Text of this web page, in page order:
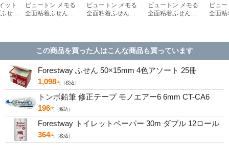
ビュートン メモる
全面粘着ふせん
ビュートン メモる
全面粘着ふせん
ビュートン メモる
全面粘着ふせん
ビュ
全面粘
ット
せん
この商品を買った人はこんな商品も買っています
Forestway ふせん 50×15mm 4色アソート 25冊
1,098円 （税込）
トンボ鉛筆 修正テープ モノエアー6 6mm CT-CA6
196円 （税込）
Forestway トイレットペーパー 30m ダブル 12ロール
364円 （税込）